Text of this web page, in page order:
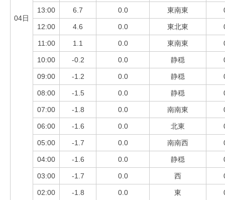
04日
13:00 6.7 0.0 東南東
12:00 4.6 0.0 東北東
11:00 1.1 0.0 東南東
10:00 -0.2 0.0 静穏
09:00 -1.2 0.0 静穏
08:00 -1.5 0.0 静穏
07:00 -1.8 0.0 南南東
06:00 -1.6 0.0 北東
05:00 -1.7 0.0 南南西
04:00 -1.6 0.0 静穏
03:00 -1.7 0.0 西
02:00 -1.8 0.0 東